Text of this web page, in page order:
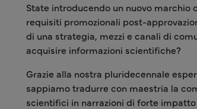
State introducendo un nuovo
requisiti promozionali post-
di una strategia, mezzi e canali di
acquisire informazioni scientifiche?
Grazie alla nostra pluridecennale
sappiamo tradurre con maestria la
scientifici in narrazioni di forte